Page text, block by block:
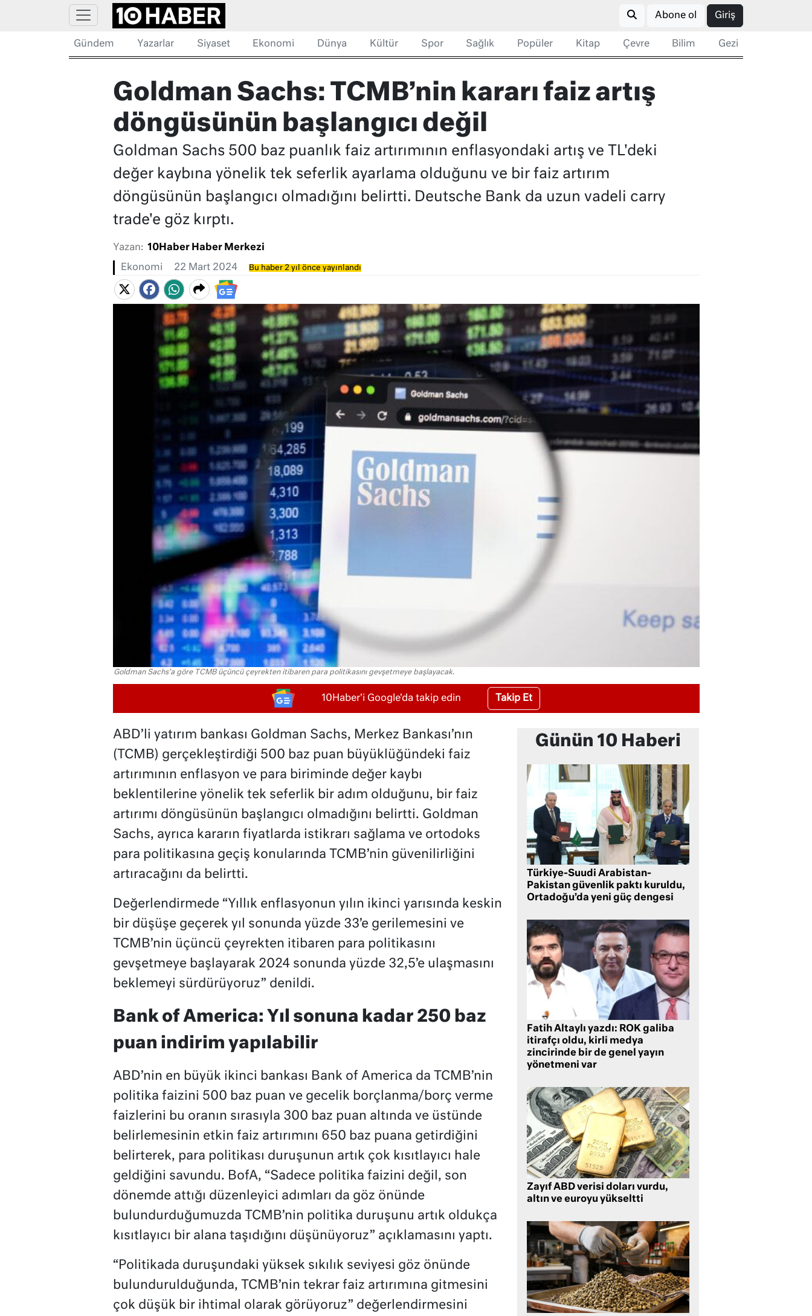
Abone ol Giriş
Gündem Yazarlar Siyaset Ekonomi Dünya Kültür Spor Sağlık Popüler Kitap Çevre Bilim Gezi
Goldman Sachs: TCMB’nin kararı faiz artış
döngüsünün başlangıcı değil
Goldman Sachs 500 baz puanlık faiz artırımının enflasyondaki artış ve TL'deki
değer kaybına yönelik tek seferlik ayarlama olduğunu ve bir faiz artırım
döngüsünün başlangıcı olmadığını belirtti. Deutsche Bank da uzun vadeli carry
trade'e göz kırptı.
Yazan: 10Haber Haber Merkezi
Ekonomi 22 Mart 2024 Bu haber 2 yıl önce yayınlandı
Goldman Sachs'a göre TCMB üçüncü çeyrekten itibaren para politikasını gevşetmeye başlayacak.
10Haber'i Google'da takip edin Takip Et
ABD’li yatırım bankası Goldman Sachs, Merkez Bankası’nın
(TCMB) gerçekleştirdiği 500 baz puan büyüklüğündeki faiz
artırımının enflasyon ve para biriminde değer kaybı
beklentilerine yönelik tek seferlik bir adım olduğunu, bir faiz
artırımı döngüsünün başlangıcı olmadığını belirtti. Goldman
Sachs, ayrıca kararın fiyatlarda istikrarı sağlama ve ortodoks
para politikasına geçiş konularında TCMB’nin güvenilirliğini
artıracağını da belirtti.
Değerlendirmede “Yıllık enflasyonun yılın ikinci yarısında keskin
bir düşüşe geçerek yıl sonunda yüzde 33’e gerilemesini ve
TCMB’nin üçüncü çeyrekten itibaren para politikasını
gevşetmeye başlayarak 2024 sonunda yüzde 32,5’e ulaşmasını
beklemeyi sürdürüyoruz” denildi.
Bank of America: Yıl sonuna kadar 250 baz
puan indirim yapılabilir
ABD’nin en büyük ikinci bankası Bank of America da TCMB’nin
politika faizini 500 baz puan ve gecelik borçlanma/borç verme
faizlerini bu oranın sırasıyla 300 baz puan altında ve üstünde
belirlemesinin etkin faiz artırımını 650 baz puana getirdiğini
belirterek, para politikası duruşunun artık çok kısıtlayıcı hale
geldiğini savundu. BofA, “Sadece politika faizini değil, son
dönemde attığı düzenleyici adımları da göz önünde
bulundurduğumuzda TCMB’nin politika duruşunu artık oldukça
kısıtlayıcı bir alana taşıdığını düşünüyoruz” açıklamasını yaptı.
“Politikada duruşundaki yüksek sıkılık seviyesi göz önünde
bulundurulduğunda, TCMB’nin tekrar faiz artırımına gitmesini
çok düşük bir ihtimal olarak görüyoruz” değerlendirmesini
Günün 10 Haberi
Türkiye-Suudi Arabistan-
Pakistan güvenlik paktı kuruldu,
Ortadoğu’da yeni güç dengesi
Fatih Altaylı yazdı: ROK galiba
itirafçı oldu, kirli medya
zincirinde bir de genel yayın
yönetmeni var
Zayıf ABD verisi doları vurdu,
altın ve euroyu yükseltti